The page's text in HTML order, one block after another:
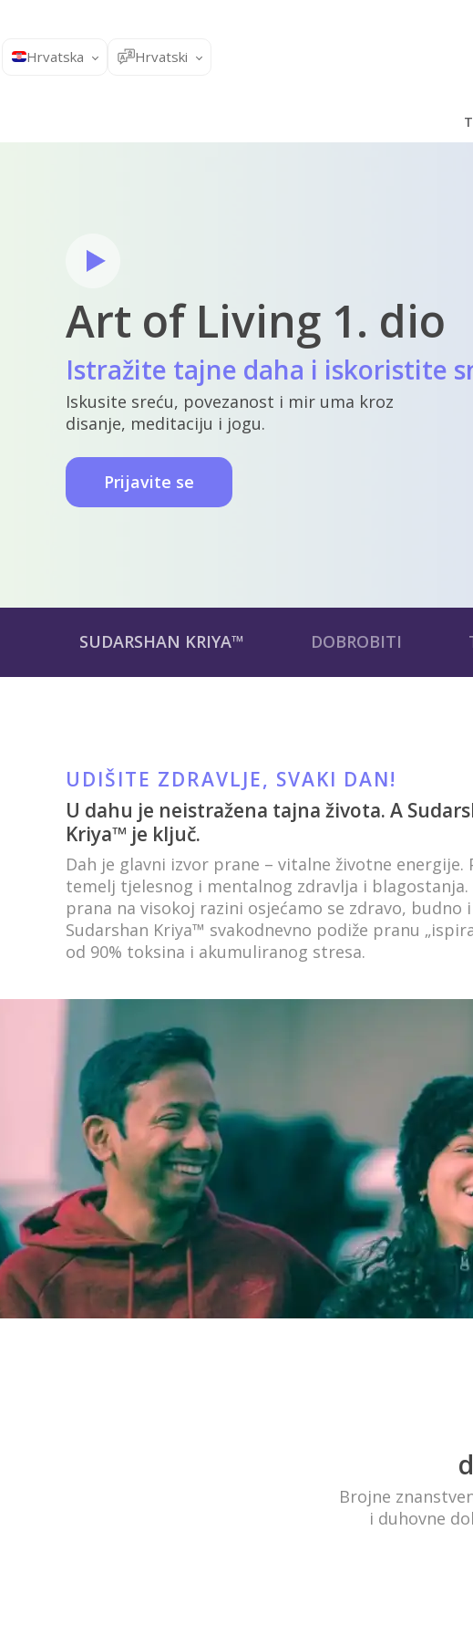
Hrvatska Hrvatski
Art of Living 1. dio
Istražite tajne daha i iskoristite
Iskusite sreću, povezanost i mir uma kroz
disanje, meditaciju i jogu.
Prijavite se
SUDARSHAN KRIYA™ DOBROBITI
UDIŠITE ZDRAVLJE, SVAKI DAN!
U dahu je neistražena tajna života. A
Kriya™ je ključ.
Dah je glavni izvor prane – vitalne životne energije.
temelj tjelesnog i mentalnog zdravlja i blagostanja.
prana na visokoj razini osjećamo se zdravo, budno
Sudarshan Kriya™ svakodnevno podiže pranu
od 90% toksina i akumuliranog stresa.
Brojne
i duhovne